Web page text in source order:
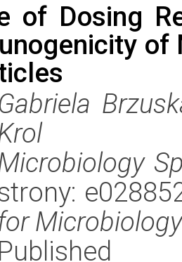
of Dosing
of
Microbiology
Published